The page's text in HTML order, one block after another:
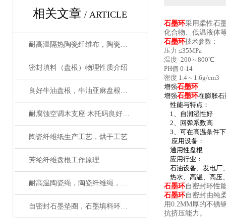
相关文章 / ARTICLE
耐高温隔热陶瓷纤维布，陶瓷布使用温度
密封填料（盘根）物理性质介绍
良好牛油盘根，牛油亚麻盘根哪里生产河北华英
耐腐蚀空调木支座 木托码良好防腐性能
陶瓷纤维纸生产工艺，烘干工艺
芳纶纤维盘根工作原理
耐高温陶瓷绳，陶瓷纤维绳，陶瓷编织绳生产工艺
自密封石墨垫圈，石墨填料环作用与用途
石墨环采用柔性石
化合物、低温液体
石墨环技术参数：
压力 ≤35MPa
温度 -200～800℃
PH值 0-14
密度 1.4～1.6g/cm3
增强石墨环
增强石墨环在膨胀
性能与特点：
1、自润湿性好
2、回弹系数高
3、可在高温条件
应用设备：
通用性盘根
应用行业：
石油设备、发电厂
热水、高温、高压
石墨环自密封环性
石墨环自密封由纯
用0.2MM厚的不锈
抗挤压能力。